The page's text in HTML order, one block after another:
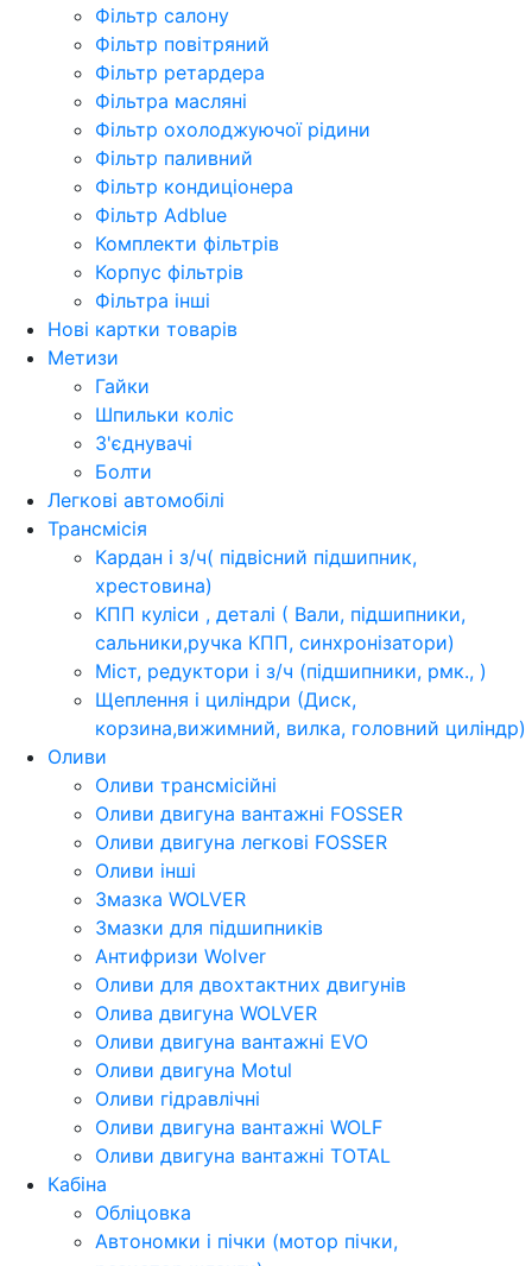
Фільтр салону
Фільтр повітряний
Фільтр ретардера
Фільтра масляні
Фільтр охолоджуючої рідини
Фільтр паливний
Фільтр кондиціонера
Фільтр Adblue
Комплекти фільтрів
Корпус фільтрів
Фільтра інші
Нові картки товарів
Метизи
Гайки
Шпильки коліс
З'єднувачі
Болти
Легкові автомобілі
Трансмісія
Кардан і з/ч( підвісний підшипник,
хрестовина)
КПП куліси , деталі ( Вали, підшипники,
сальники,ручка КПП, синхронізатори)
Міст, редуктори і з/ч (підшипники, рмк., )
Щеплення і циліндри (Диск,
корзина,вижимний, вилка, головний циліндр)
Оливи
Оливи трансмісійні
Оливи двигуна вантажні FOSSER
Оливи двигуна легкові FOSSER
Оливи інші
Змазка WOLVER
Змазки для підшипників
Антифризи Wolver
Оливи для двохтактних двигунів
Олива двигуна WOLVER
Оливи двигуна вантажні EVO
Оливи двигуна Motul
Оливи гідравлічні
Оливи двигуна вантажні WOLF
Оливи двигуна вантажні TOTAL
Кабіна
Обліцовка
Автономки і пічки (мотор пічки,